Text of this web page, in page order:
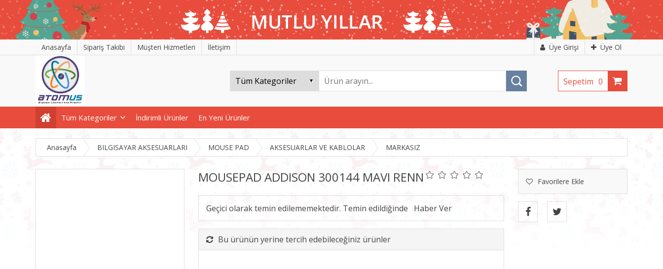
Anasayfa Sipariş Takibi Müşteri Hizmetleri İletişim Üye Girişi Üye Ol
Sepetim 0
Tüm Kategoriler İndirimli Ürünler En Yeni Ürünler
Anasayfa BILGISAYAR AKSESUARLARI MOUSE PAD AKSESUARLAR VE KABLOLAR MARKASIZ
MOUSEPAD ADDISON 300144 MAVI RENN Favorilere Ekle
Geçici olarak temin edilememektedir. Temin edildiğinde
Bu ürünün yerine tercih edebileceğiniz ürünler